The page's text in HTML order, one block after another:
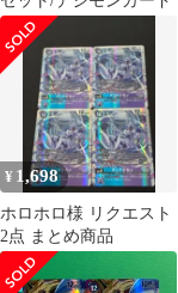
¥ 1,698
ホロホロ様 リクエスト
2点 まとめ商品